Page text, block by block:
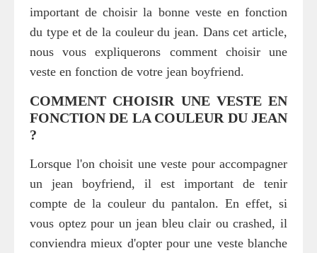
important de choisir la bonne veste en fonction
du type et de la couleur du jean. Dans cet article,
nous vous expliquerons comment choisir une
veste en fonction de votre jean boyfriend.
COMMENT CHOISIR UNE VESTE EN
FONCTION DE LA COULEUR DU JEAN
?
Lorsque l'on choisit une veste pour accompagner
un jean boyfriend, il est important de tenir
compte de la couleur du pantalon. En effet, si
vous optez pour un jean bleu clair ou crashed, il
conviendra mieux d'opter pour une veste blanche